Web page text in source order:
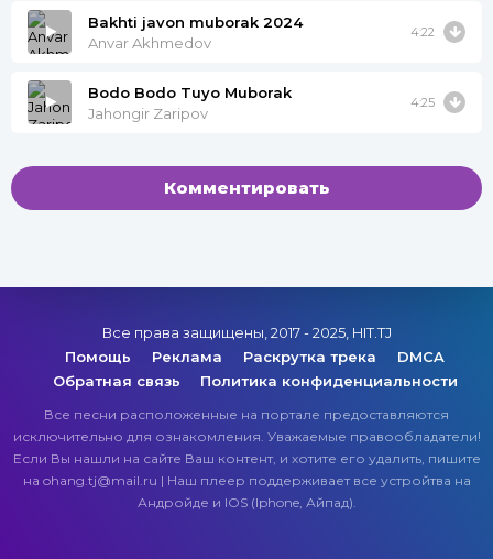
Bakhti javon muborak 2024
Anvar Akhmedov
4:22
Bodo Bodo Tuyo Muborak
Jahongir Zaripov
4:25
Комментировать
Все права защищены, 2017 - 2025, HIT.TJ
Помощь
Реклама Раскрутка трека
DMCA
Обратная связь
Политика конфиденциальности
Все песни расположенные на портале предоставляются
исключительно для ознакомления. Уважаемые правообладатели!
Если Вы нашли на сайте Ваш контент, и хотите его удалить, пишите
на ohang.tj@mail.ru | Наш плеер поддерживает все устройтва на
Андройде и IOS (Iphone, Айпад).